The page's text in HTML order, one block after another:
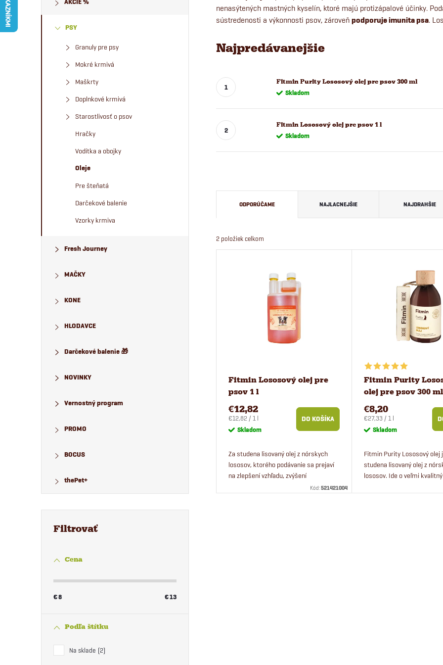
č
PSY
Granuly pre psy
Mokré krmivá
Maškrty
Doplnkové krmivá
Starostlivosť o psov
Hračky
Vodítka a obojky
Oleje
Pre šteňatá
Darčekové balenie
Vzorky krmiva
Fresh Journey
MAČKY
KONE
HLODAVCE
Darčekové balenie 🎁
NOVINKY
Vernostný program
PROMO
BOCUS
thePet+
Cena
€8 €13
Podľa štítku
Na sklade 2
nenasýtených mastných kyselín, ktoré majú protizápalové účinky.
sústredenosti a výkonnosti psov, zároveň podporuje imunita psa.
Najpredávanejšie
Fitmin Purity Lososový olej pre psov 300 ml
Skladom
Fitmin Lososový olej pre psov 1 l
Skladom
d
k
ODPORÚČAME NAJLACNEJŠIE NAJDRAHŠIE
2 položiek celkom
Fitmin Lososový olej pre
psov 1 l
€12,82
Jednotková
cena:
€12,82 / 1 l
Skladom
DO KOŠÍKA
Za studena lisovaný olej z nórskych
lososov, ktorého podávanie sa prejaví
na zlepšení vzhľadu, zvýšení
sústredenosti a výkonnosti psov.
Kód:521421004
Fitmin Purity
olej pre psov 300 ml
€8,20
Jednotková
cena:
€27,33 / 1 l
Skladom
Fitmin Purity Lososový olej
studena lisovaný olej z
lososov. Ide o veľmi
esenciálnych omega-3